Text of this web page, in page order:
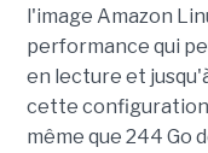
l'image Amazon
performance qui
en lecture et
cette
même que 244 Go